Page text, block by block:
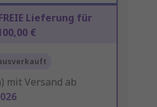
Lieferung für
€
mit Versand ab